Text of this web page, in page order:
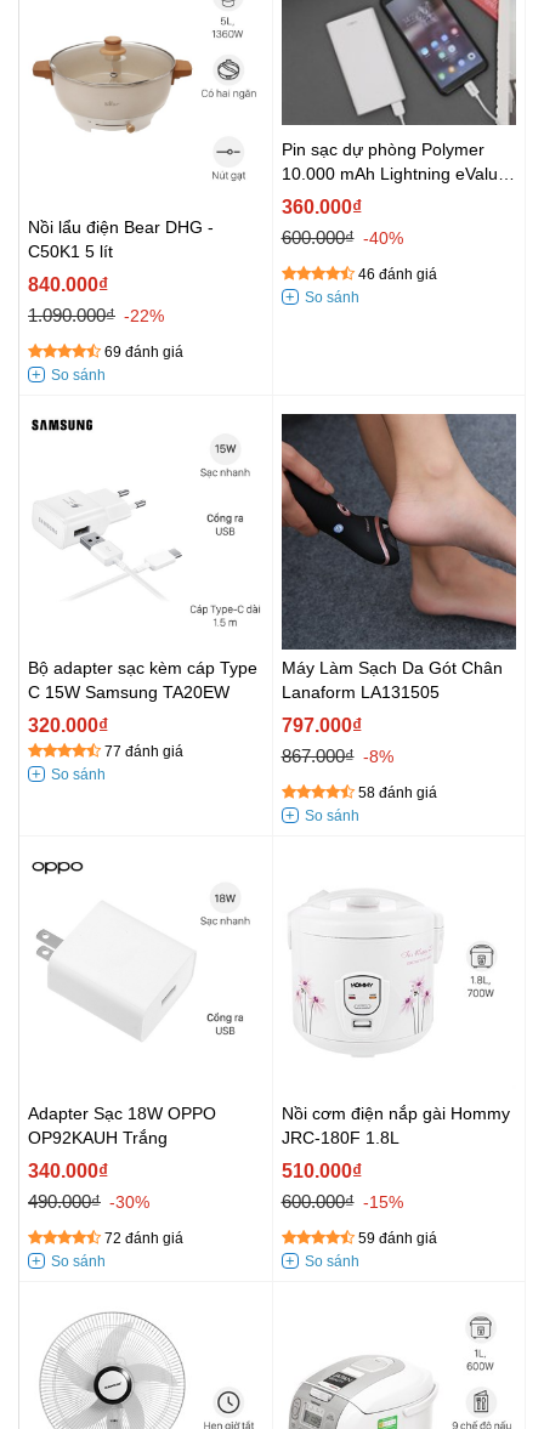
Nồi lẩu điện Bear DHG -
C50K1 5 lít
840.000₫
1.090.000₫ -22%
69 đánh giá
Pin sạc dự phòng Polymer
10.000 mAh Lightning eValu
PJ JP189SL
360.000₫
600.000₫ -40%
46 đánh giá
Bộ adapter sạc kèm cáp Type
C 15W Samsung TA20EW
320.000₫
77 đánh giá
Máy Làm Sạch Da Gót Chân
Lanaform LA131505
797.000₫
867.000₫ -8%
58 đánh giá
Adapter Sạc 18W OPPO
OP92KAUH Trắng
340.000₫
490.000₫ -30%
72 đánh giá
Nồi cơm điện nắp gài Hommy
JRC-180F 1.8L
510.000₫
600.000₫ -15%
59 đánh giá